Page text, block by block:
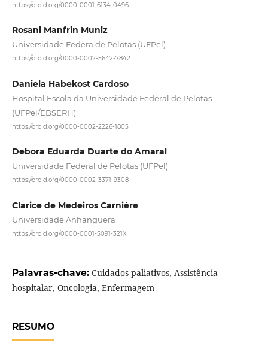
https://orcid.org/0000-0001-6134-0496
Rosani Manfrin Muniz
Universidade Federa de Pelotas (UFPel)
https://orcid.org/0000-0002-5642-7842
Daniela Habekost Cardoso
Hospital Escola da Universidade Federal de Pelotas
(UFPel/EBSERH)
https://orcid.org/0000-0002-2226-1805
Debora Eduarda Duarte do Amaral
Universidade Federal de Pelotas (UFPel)
https://orcid.org/0000-0002-3371-9308
Clarice de Medeiros Carniére
Universidade Anhanguera
https://orcid.org/0000-0001-5091-321X
Palavras-chave: Cuidados paliativos, Assistência
hospitalar, Oncologia, Enfermagem
RESUMO